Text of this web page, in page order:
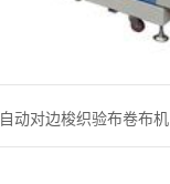
自动对边梭织验布卷布机